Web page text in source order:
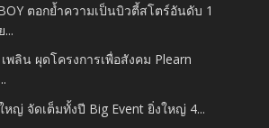
ตอกย้ำความเป็นบิวตี้สโตร์อันดับ 1
ลิน ผุดโครงการเพื่อสังคม Plearn
หญ่ จัดเต็มทั้งปี Big Event ยิ่งใหญ่ 4...